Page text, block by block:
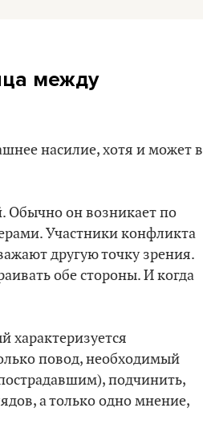
между
насилие, хотя и может в
Обычно он возникает по
Участники конфликта
другую точку зрения.
обе стороны. И когда
характеризуется
повод, необходимый
подчинить,
а только одно мнение,